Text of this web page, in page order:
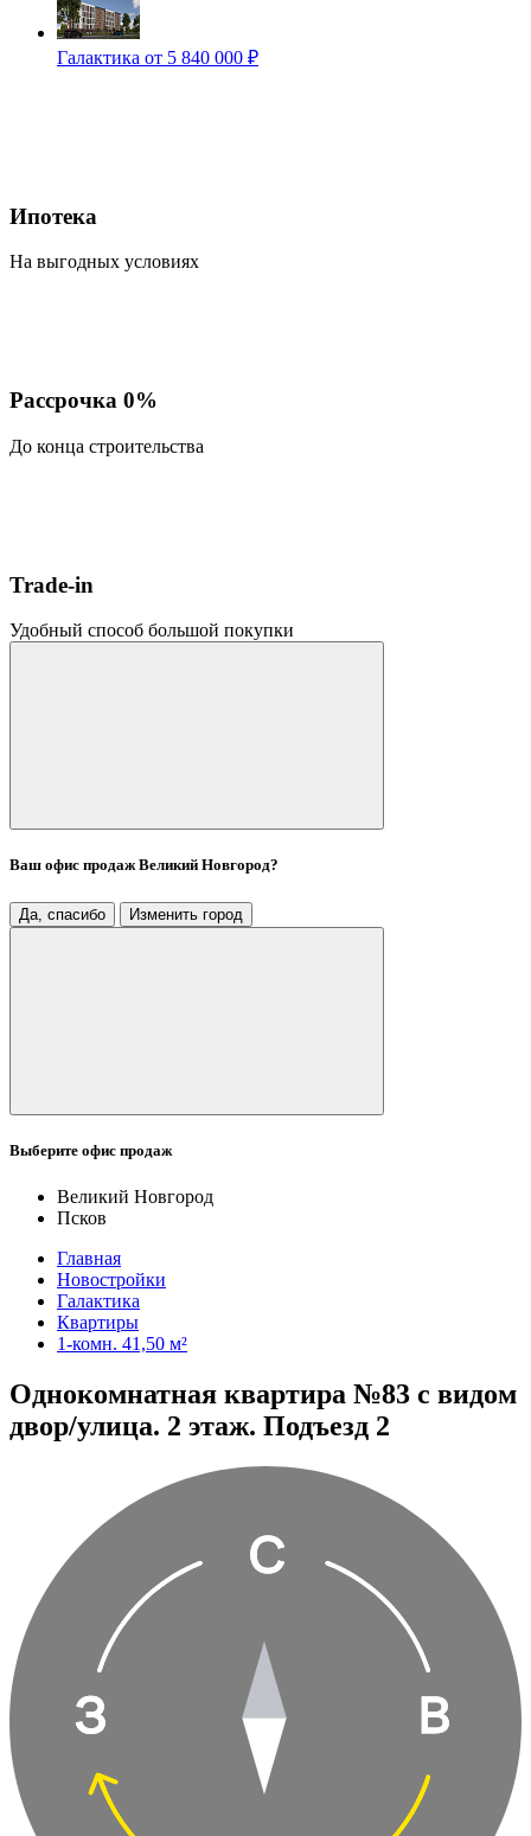
Галактика от 5 840 000 ₽
Ипотека
На выгодных условиях
Рассрочка 0%
До конца строительства
Trade-in
Удобный способ большой покупки
Ваш офис продажВеликий Новгород?
Да, спасибо Изменить город
Выберите офис продаж
Великий Новгород
Псков
Главная
Новостройки
Галактика
Квартиры
1-комн. 41,50 м²
Однокомнатная квартира №83 с видом
двор/улица. 2 этаж. Подъезд 2